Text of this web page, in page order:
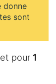
donne
sont
et pour 1